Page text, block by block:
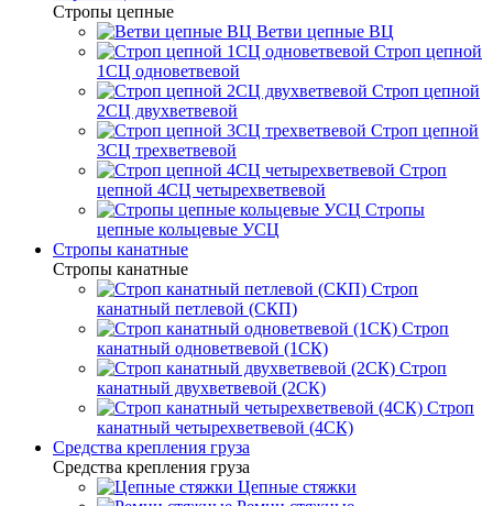
Стропы цепные
Ветви цепные ВЦ
Строп цепной
1СЦ одноветвевой
Строп цепной
2СЦ двухветвевой
Строп цепной
3СЦ трехветвевой
Строп
цепной 4СЦ четырехветвевой
Стропы
цепные кольцевые УСЦ
Стропы канатные
Стропы канатные
Строп
канатный петлевой (СКП)
Строп
канатный одноветвевой (1СК)
Строп
канатный двухветвевой (2СК)
Строп
канатный четырехветвевой (4СК)
Средства крепления груза
Средства крепления груза
Цепные стяжки